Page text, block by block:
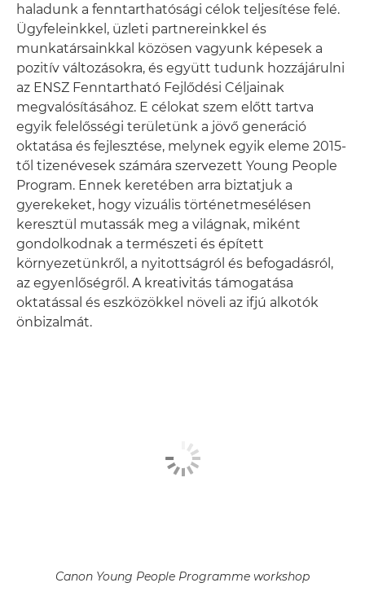
haladunk a fenntarthatósági célok teljesítése felé.
Ügyfeleinkkel, üzleti partnereinkkel és
munkatársainkkal közösen vagyunk képesek a
pozitív változásokra, és együtt tudunk hozzájárulni
az ENSZ Fenntartható Fejlődési Céljainak
megvalósításához. E célokat szem előtt tartva
egyik felelősségi területünk a jövő generáció
oktatása és fejlesztése, melynek egyik eleme 2015-
től tizenévesek számára szervezett Young People
Program. Ennek keretében arra biztatjuk a
gyerekeket, hogy vizuális történetmesélésen
keresztül mutassák meg a világnak, miként
gondolkodnak a természeti és épített
környezetünkről, a nyitottságról és befogadásról,
az egyenlőségről. A kreativitás támogatása
oktatással és eszközökkel növeli az ifjú alkotók
önbizalmát.
Canon Young People Programme workshop